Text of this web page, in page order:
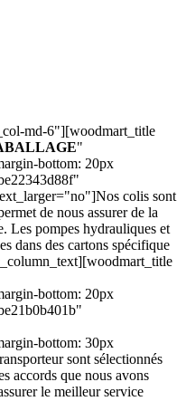
md-6"][woodmart_title
"
bottom: 20px
colis sont
de nous assurer de la
Les pompes hydrauliques et
dans des cartons spécifique
bottom: 20px
bottom: 30px
sont sélectionnés
accords que nous avons
le meilleur service